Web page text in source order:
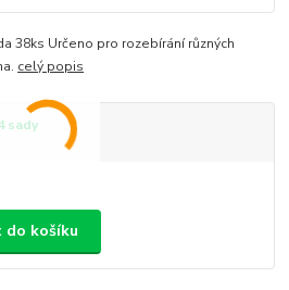
38ks Určeno pro rozebírání různých
celý popis
sady
do košíku